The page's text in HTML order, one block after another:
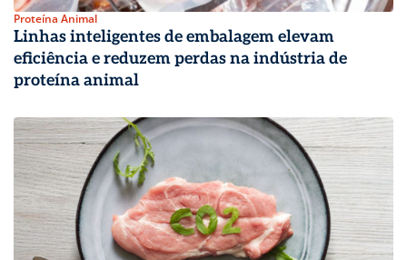
Proteína Animal
Linhas inteligentes de embalagem elevam
eficiência e reduzem perdas na indústria de
proteína animal